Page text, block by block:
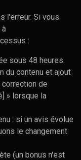
l'erreur. Si vous
à
:
sous 48 heures.
du contenu et ajout
correction de
» lorsque la
: si un avis évolue
le changement
(un bonus n'est